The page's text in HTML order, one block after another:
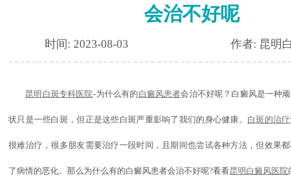
会治不好呢
时间: 2023-08-03 作者: 昆明
昆明白斑专科医院-为什么有的 白癜风患者会治不好呢？白癜风是一种
状只是一些白斑，但正是这些白斑严重影响了我们的身心健康。 白斑的治疗
很难治疗，很多朋友需要治疗一段时间，且期间也尝试各种方法，但效果
了病情的恶化。那么为什么有的白癜风患者会治不好呢?看看昆明白癜风医院